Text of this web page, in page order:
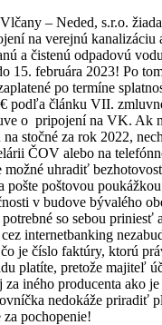
– Neded, s.r.o.
na verejnú kanalizáciu
a čistenú odpadovú
15. februára 2023! Po
po termíne
podľa článku VII.
o pripojení na VK. Ak
stočné za rok 2022,
ČOV alebo na
možné uhradiť
pošte poštovou
v budove bývalého
so sebou priniesť
internetbanking
je číslo faktúry, ktorú
platíte, pretože majiteľ
za iného producenta ako
nedokáže priradiť
pochopenie!